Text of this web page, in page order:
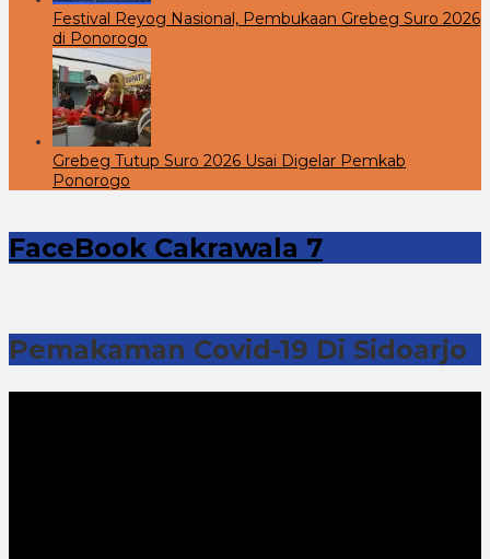
Festival Reyog Nasional, Pembukaan Grebeg Suro 2026
di Ponorogo
Grebeg Tutup Suro 2026 Usai Digelar Pemkab
Ponorogo
FaceBook Cakrawala 7
Pemakaman Covid-19 Di Sidoarjo